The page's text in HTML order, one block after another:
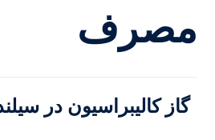
مصرف
گاز کالیبراسیون در